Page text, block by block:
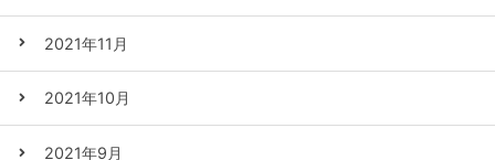
2021年11月
2021年10月
2021年9月